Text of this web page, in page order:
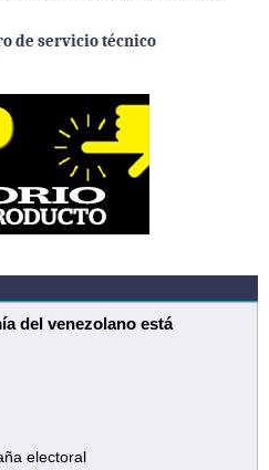
de servicio técnico
del venezolano está
electoral